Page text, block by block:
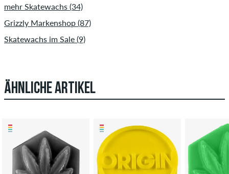
mehr Skatewachs (34)
Grizzly Markenshop (87)
Skatewachs im Sale (9)
ÄHNLICHE ARTIKEL